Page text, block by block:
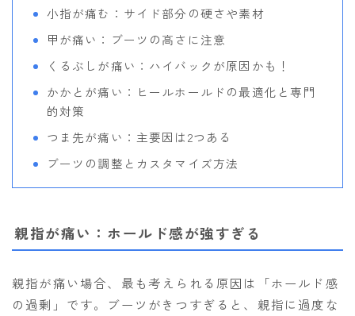
小指が痛む：サイド部分の硬さや素材
甲が痛い：ブーツの高さに注意
くるぶしが痛い：ハイバックが原因かも！
かかとが痛い：ヒールホールドの最適化と専門
的対策
つま先が痛い：主要因は2つある
ブーツの調整とカスタマイズ方法
親指が痛い：ホールド感が強すぎる
親指が痛い場合、最も考えられる原因は「ホールド感
の過剰」です。ブーツがきつすぎると、親指に過度な